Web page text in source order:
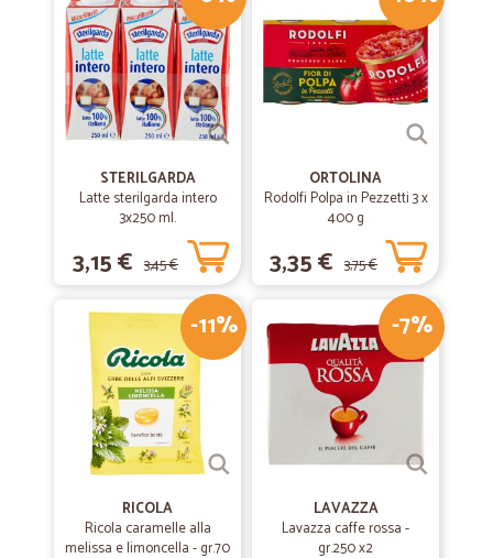
giovedì consegnato venerdì a mezzogiorno.
04/06/2020
—Arianna B.
Puntuali e la merce corrisponde a…
Puntuali e la merce corrisponde a quella descritta
—Sandra C.
La merce è arrivata ben imballata e…
La merce è arrivata ben imballata e conservata. Unico neo diversi
prodotti non erano disponibili
—Trustpilot
Ottimo servizio
Ottimo servizio. Nonostante il periodo difficile, consegna pronta e con
imballaggio perfetto. Anche con i freschi. Da consigliare
assolutamente.
—Enrico C.
STERILGARDA
Latte sterilgarda intero
3x250 ml.
3,15 € 3,45 €
ORTOLINA
Rodolfi Polpa in Pezzetti 3 x
400 g
3,35 € 3,75 €
-11%
RICOLA
Ricola caramelle alla
melissa e limoncella - gr.70
-7%
LAVAZZA
Lavazza caffe rossa -
gr.250 x2